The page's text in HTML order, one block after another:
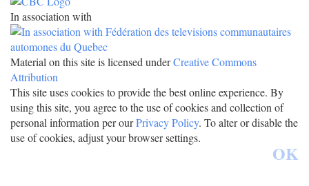
In association with
Material on this site is licensed underCreative Commons
Attribution
This site uses cookies to provide the best online experience. By
using this site, you agree to the use of cookies and collection of
personal information per ourPrivacy Policy. To alter or disable the
use of cookies, adjust your browser settings.
OK